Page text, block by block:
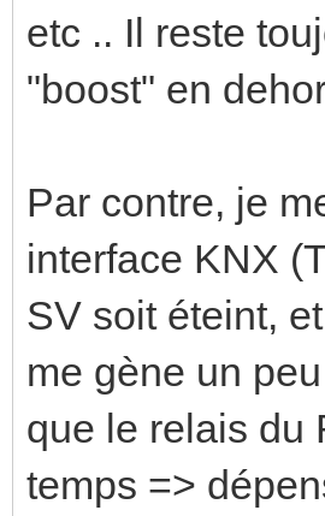
etc .. Il reste
"boost" en
Par contre, je
interface KNX
SV soit éteint,
me gène un
que le relais du
temps =>